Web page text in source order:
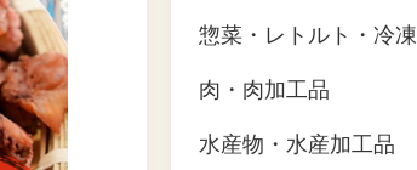
惣菜・レトルト・冷凍
肉・肉加工品
水産物・水産加工品